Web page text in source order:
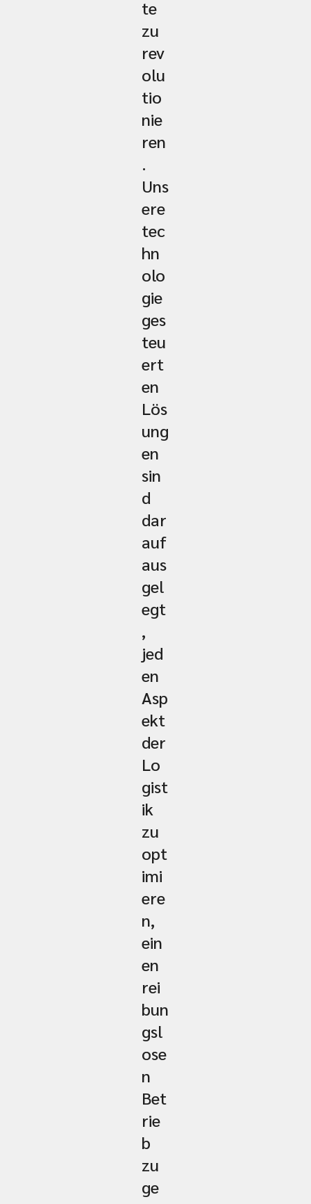
te
zu
rev
olu
tio
nie
ren
.
Uns
ere
tec
hn
olo
gie
ges
teu
ert
en
Lös
ung
en
sin
d
dar
auf
aus
gel
egt
,
jed
en
Asp
ekt
der
Lo
gist
ik
zu
opt
imi
ere
n,
ein
en
rei
bun
gsl
ose
n
Bet
rie
b
zu
ge